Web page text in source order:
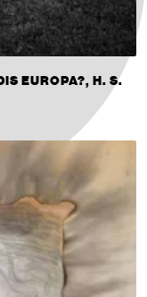
EUROPA?, H. S.